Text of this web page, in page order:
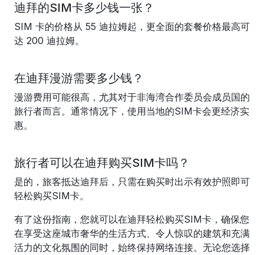
迪拜的SIM卡多少钱一张？
SIM 卡的价格从 55 迪拉姆起，更全面的套餐价格最高可
达 200 迪拉姆。
在迪拜漫游需要多少钱？
漫游费用可能很高，尤其对于非海湾合作委员会成员国的
旅行者而言。通常情况下，使用当地的SIM卡会更经济实
惠。
旅行者可以在迪拜购买SIM卡吗？
是的，旅客抵达迪拜后，只需在购买时出示有效护照即可
轻松购买SIM卡。
有了这份指南，您就可以在迪拜轻松购买SIM卡，确保您
在享受这座城市奢华的生活方式、令人惊叹的建筑和充满
活力的文化氛围的同时，始终保持网络连接。无论您选择